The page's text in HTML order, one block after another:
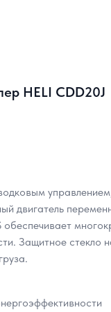
HELI CDD20J
двигатель
обеспечивает
Защитное стекло